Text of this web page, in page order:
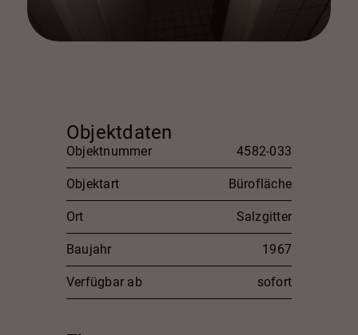
Objektdaten
Objektnummer 4582-033
Objektart Bürofläche
Ort Salzgitter
Baujahr 1967
Verfügbar ab sofort